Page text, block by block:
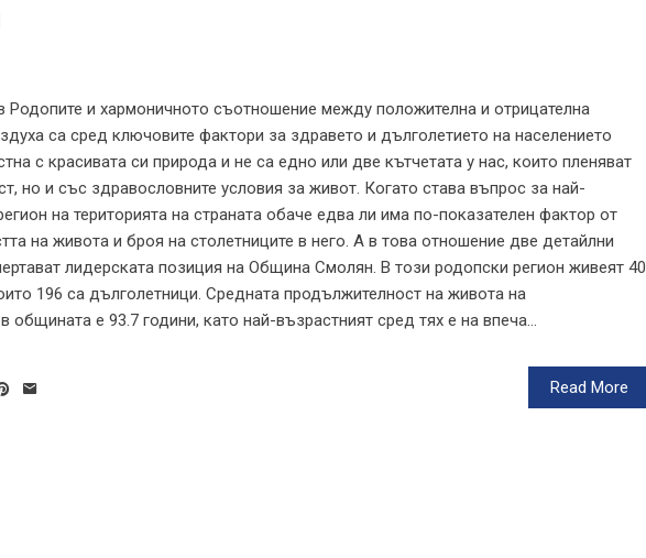
Родопите и хармоничното съотношение между положителна и отрицателна
са сред ключовите фактори за здравето и дълголетието на населението
с красивата си природа и не са едно или две кътчетата у нас, които пленяват
но и със здравословните условия за живот. Когато става въпрос за най-
на територията на страната обаче едва ли има по-показателен фактор от
на живота и броя на столетниците в него. А в това отношение две детайлни
лидерската позиция на Община Смолян. В този родопски регион живеят 40
196 са дълголетници. Средната продължителност на живота на
общината е 93.7 години, като най-възрастният сред тях е на впеча...
Read More